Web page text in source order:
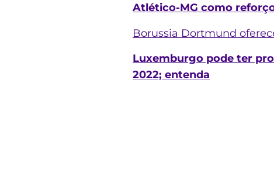
Atlético-MG como
Borussia Dortmund
Luxemburgo pode ter
2022; entenda